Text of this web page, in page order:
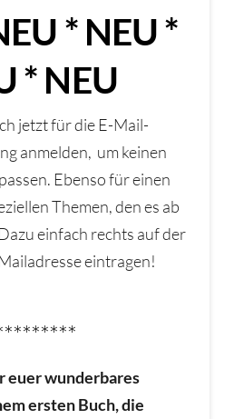
* NEU *
* NEU
jetzt für die E-Mail-
anmelden, um keinen
Ebenso für einen
Themen, den es ab
einfach rechts auf der
eintragen!
euer wunderbares
ersten Buch, die